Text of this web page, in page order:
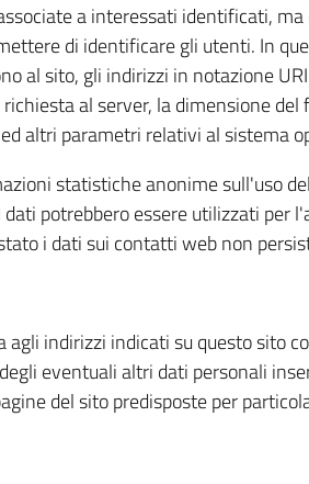
a interessati identificati,
di identificare gli utenti. In
al sito, gli indirizzi in notazione
al server, la dimensione
altri parametri relativi al
statistiche anonime sull'uso
potrebbero essere utilizzati per
i dati sui contatti web non
indirizzi indicati su questo sito
eventuali altri dati personali
del sito predisposte per